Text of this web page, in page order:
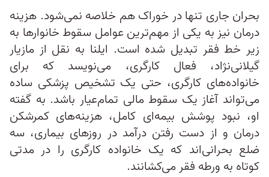
بحران جاری تنها در خوراک هم خلاصه نمی‌شود. هزینه
درمان نیز به یکی از مهم‌ترین عوامل سقوط خانوارها به
زیر خط فقر تبدیل شده است. ایلنا به نقل از مازیار
گیلانی‌نژاد، فعال کارگری، می‌نویسد که برای
خانواده‌های کارگری، حتی یک تشخیص پزشکی ساده
می‌تواند آغاز یک سقوط مالی تمام‌عیار باشد. به گفته
او، نبود پوشش بیمه‌ای کامل، هزینه‌های کمرشکن
درمان و از دست رفتن درآمد در روزهای بیماری، سه
ضلع بحرانی‌اند که یک خانواده کارگری را در مدتی
کوتاه به ورطه فقر می‌کشانند.